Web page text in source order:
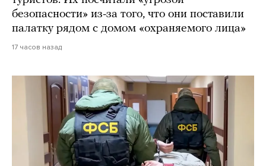
безопасности» из-за того, что они поставили
палатку рядом с домом «охраняемого лица»
17 часов назад